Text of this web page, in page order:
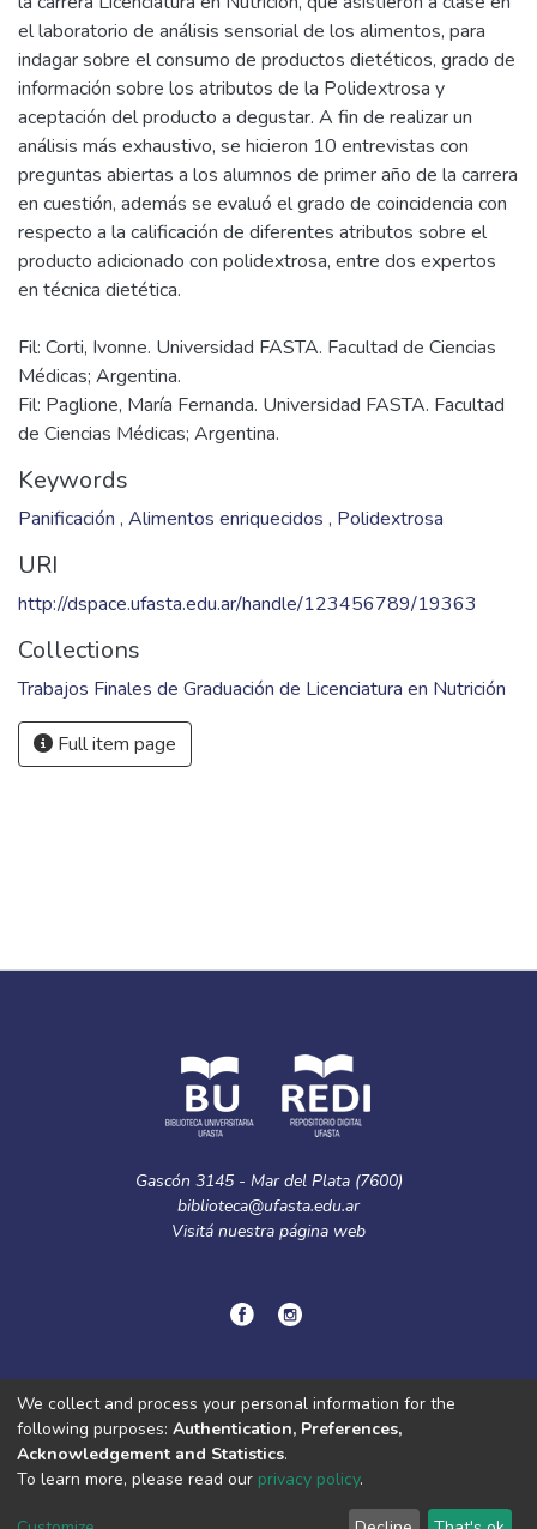
el laboratorio de análisis sensorial de los alimentos, para
indagar sobre el consumo de productos dietéticos, grado de
información sobre los atributos de la Polidextrosa y
aceptación del producto a degustar. A fin de realizar un
análisis más exhaustivo, se hicieron 10 entrevistas con
preguntas abiertas a los alumnos de primer año de la carrera
en cuestión, además se evaluó el grado de coincidencia con
respecto a la calificación de diferentes atributos sobre el
producto adicionado con polidextrosa, entre dos expertos
Fil: Corti, Ivonne. Universidad FASTA. Facultad de Ciencias
Médicas; Argentina.
Fil: Paglione, María Fernanda. Universidad FASTA. Facultad
de Ciencias Médicas; Argentina.
Keywords
Panificación , Alimentos enriquecidos , Polidextrosa
URI
http://dspace.ufasta.edu.ar/handle/123456789/19363
Collections
Trabajos Finales de Graduación de Licenciatura en Nutrición
Full item page
Gascón 3145 - Mar del Plata (7600)
biblioteca@ufasta.edu.ar
Visitá nuestra página web
© Copyright2024.Política de privacidad.
DSpace software copyright © 2002-2026
Cookie
Privacy
End User
Agreement
Feedback
We collect and process your personal information for the
following purposes: Authentication, Preferences,
Acknowledgement and Statistics.
To learn more, please read our privacy policy.